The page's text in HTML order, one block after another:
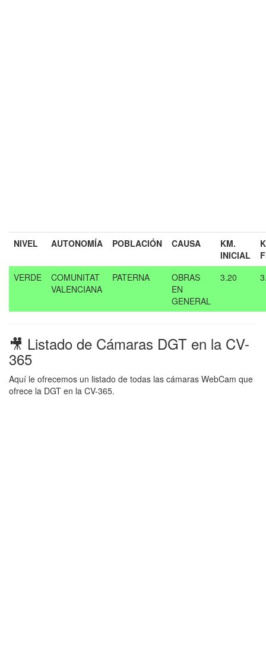
NIVEL AUTONOMÍA POBLACIÓN CAUSA
KM.
INICIAL
VERDE
COMUNITAT
VALENCIANA
PATERNA
OBRAS
EN
GENERAL
3.20
🎥 Listado de Cámaras DGT en la CV-
365
Aquí le ofrecemos un listado de todas las cámaras WebCam que
ofrece la DGT en la CV-365.